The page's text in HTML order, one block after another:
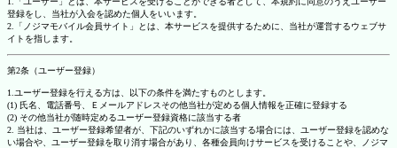
登録をし、当社が入会を認めた個人をいいます。
2.「ノジマモバイル会員サイト」とは、本サービスを提供するために、当社が運営するウェブサ
イトを指します。
第2条（ユーザー登録）
1.ユーザー登録を行える方は、以下の条件を満たすものとします。
(1) 氏名、電話番号、Ｅメールアドレスその他当社が定める個人情報を正確に登録する
(2) その他当社が随時定めるユーザー登録資格に該当する者
2. 当社は、ユーザー登録希望者が、下記のいずれかに該当する場合には、ユーザー登録を認めな
い場合や、ユーザー登録を取り消す場合があり、各種会員向けサービスを受けることや、ノジマ